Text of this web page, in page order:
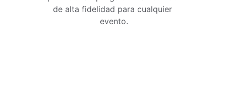
de alta fidelidad para cualquier
evento.